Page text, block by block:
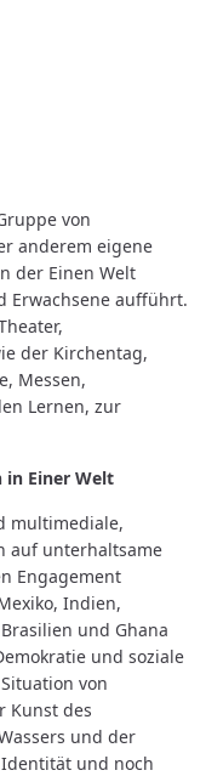
von
anderem eigene
der Einen Welt
Erwachsene aufführt.
der Kirchentag,
Messen,
Lernen, zur
Einer Welt
multimediale,
auf unterhaltsame
Engagement
Indien,
und Ghana
und soziale
von
Kunst des
und der
und noch